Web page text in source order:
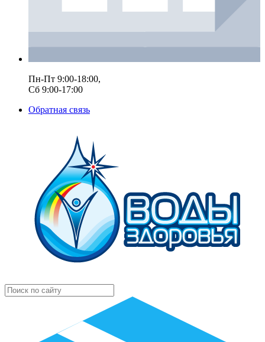
Пн-Пт 9:00-18:00,
Сб 9:00-17:00
Обратная связь